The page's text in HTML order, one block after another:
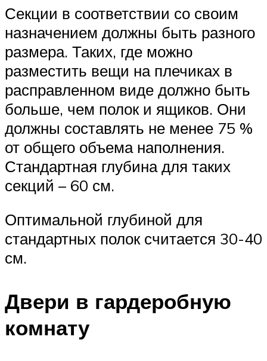
Секции в соответствии со своим
назначением должны быть разного
размера. Таких, где можно
разместить вещи на плечиках в
расправленном виде должно быть
больше, чем полок и ящиков. Они
должны составлять не менее 75 %
от общего объема наполнения.
Стандартная глубина для таких
секций – 60 см.
Оптимальной глубиной для
стандартных полок считается 30-40
см.
Двери в гардеробную
комнату